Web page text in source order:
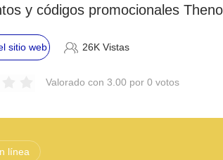
y códigos promocionales
sitio web 26K Vistas
Valorado con 3.00 por 0 votos
línea